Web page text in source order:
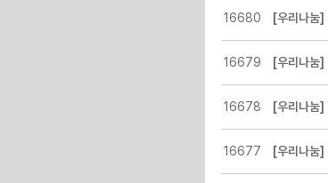
16680 [우리나눔]
16679 [우리나눔]
16678 [우리나눔]
16677 [우리나눔]